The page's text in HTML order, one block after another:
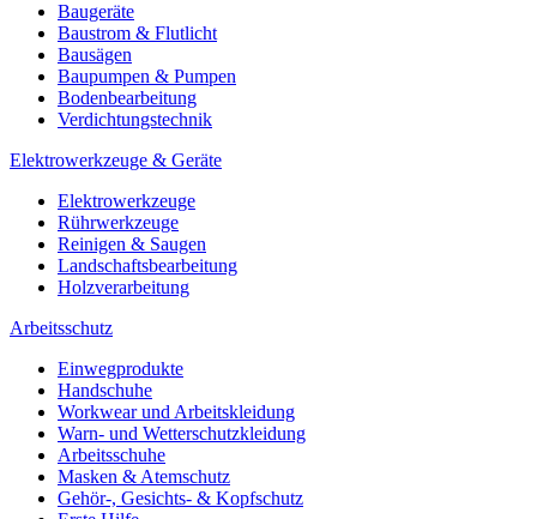
Baugeräte
Baustrom & Flutlicht
Bausägen
Baupumpen & Pumpen
Bodenbearbeitung
Verdichtungstechnik
Elektrowerkzeuge & Geräte
Elektrowerkzeuge
Rührwerkzeuge
Reinigen & Saugen
Landschaftsbearbeitung
Holzverarbeitung
Arbeitsschutz
Einwegprodukte
Handschuhe
Workwear und Arbeitskleidung
Warn- und Wetterschutzkleidung
Arbeitsschuhe
Masken & Atemschutz
Gehör-, Gesichts- & Kopfschutz